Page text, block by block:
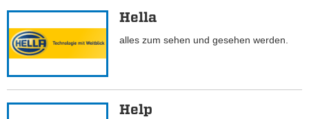
Hella
alles zum sehen und gesehen werden.
Help